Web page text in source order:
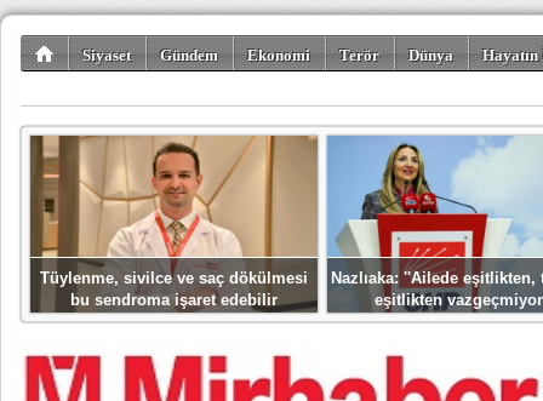
Siyaset Gündem Ekonomi Terör Dünya
Tüylenme, sivilce ve saç dökülmesi
bu sendroma işaret edebilir
Nazlıaka: ''Ailede eşitlikten,
eşitlikten